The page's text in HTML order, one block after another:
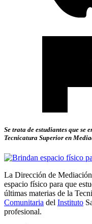
Se trata de estudiantes que se
Tecnicatura Superior en
La Dirección de
espacio físico para que
últimas materias de la
Comunitaria del Instituto
profesional.